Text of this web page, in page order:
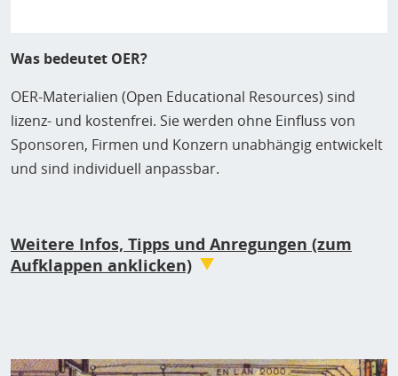
Netzphilosophin und Digitalcourage-Mitarbeiterin Leena
Was bedeutet OER?
OER-Materialien (Open Educational Resources) sind
lizenz- und kostenfrei. Sie werden ohne Einfluss von
Sponsoren, Firmen und Konzern unabhängig entwickelt
und sind individuell anpassbar.
Weitere Infos, Tipps und Anregungen (zum
Aufklappen anklicken)
Status, was in der aktuellen Krise besonders deutlich
Freie Erklärvideos auf einer Plattform ohne Tracker und
Bild